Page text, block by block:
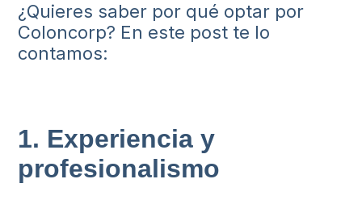
¿Quieres saber por qué optar por
Coloncorp? En este post te lo
contamos:
1. Experiencia y
profesionalismo